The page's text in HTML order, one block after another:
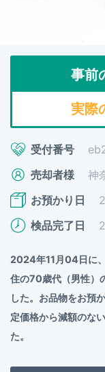
事前
実際
受付番号
売却者様
神
お預かり日
検品完了日
2024年11月04日に
住の70歳代（男性）
した。お品物をお預
定価格から減額のな
た。